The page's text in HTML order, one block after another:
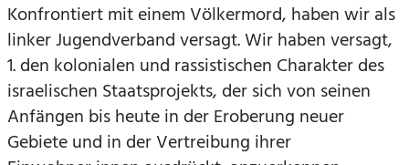
Konfrontiert mit einem Völkermord, haben wir als
linker Jugendverband versagt. Wir haben versagt,
1. den kolonialen und rassistischen Charakter des
israelischen Staatsprojekts, der sich von seinen
Anfängen bis heute in der Eroberung neuer
Gebiete und in der Vertreibung ihrer